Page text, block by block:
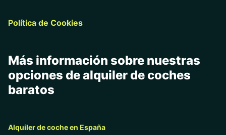
Política de Cookies
Más información sobre nuestras
opciones de alquiler de coches
baratos
Alquiler de coche en España